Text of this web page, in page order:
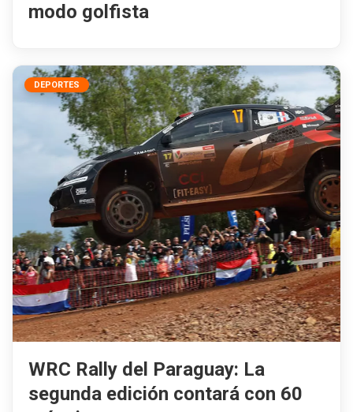
modo golfista
DEPORTES
WRC Rally del Paraguay: La
segunda edición contará con 60